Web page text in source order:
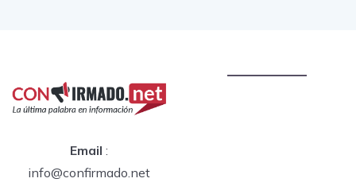
Email :
info@confirmado.net